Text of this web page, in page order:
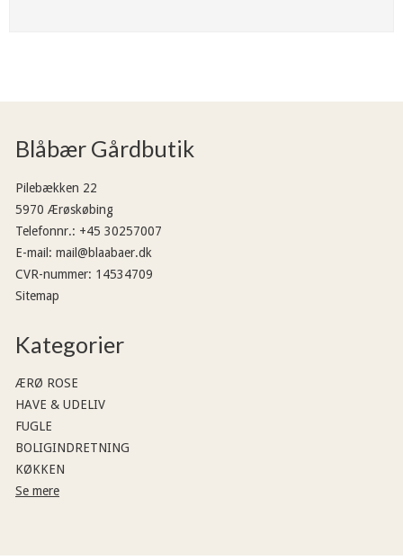
Blåbær Gårdbutik
Pilebækken 22
5970 Ærøskøbing
Telefonnr.: +45 30257007
E-mail: mail@blaabaer.dk
CVR-nummer: 14534709
Sitemap
Kategorier
ÆRØ ROSE
HAVE & UDELIV
FUGLE
BOLIGINDRETNING
KØKKEN
Se mere